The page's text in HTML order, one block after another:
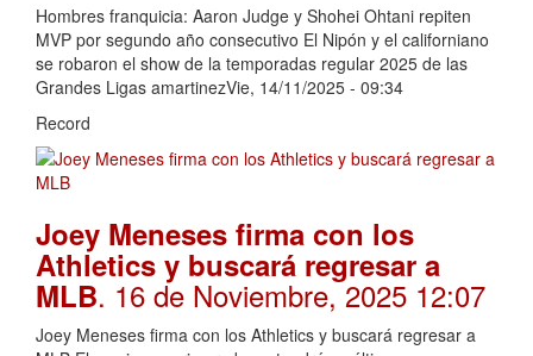
Hombres franquicia: Aaron Judge y Shohei Ohtani repiten
MVP por segundo año consecutivo El Nipón y el californiano
se robaron el show de la temporadas regular 2025 de las
Grandes Ligas amartinezVie, 14/11/2025 - 09:34
Record
Joey Meneses firma con los
Athletics y buscará regresar a
MLB. 16 de Noviembre, 2025 12:07
Joey Meneses firma con los Athletics y buscará regresar a